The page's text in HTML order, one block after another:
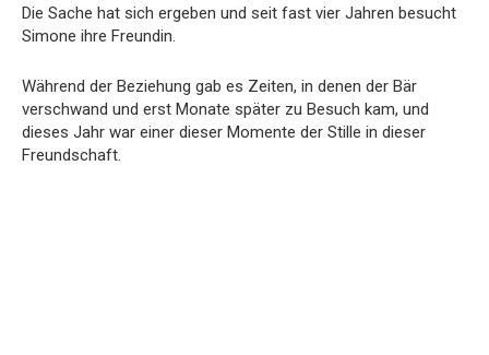
Die Sache hat sich ergeben und seit fast vier Jahren besucht
Simone ihre Freundin.
Während der Beziehung gab es Zeiten, in denen der Bär
verschwand und erst Monate später zu Besuch kam, und
dieses Jahr war einer dieser Momente der Stille in dieser
Freundschaft.